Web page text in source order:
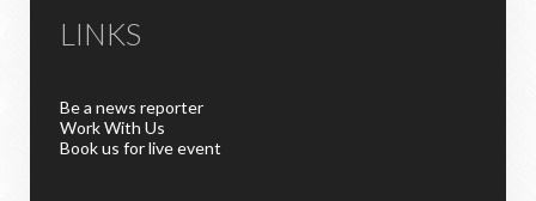
LINKS
Be a news reporter
Work With Us
Book us for live event